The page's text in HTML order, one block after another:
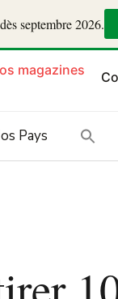
septembre 2026.
magazines
Pays